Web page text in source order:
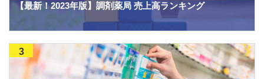
【最新！2023年版】調剤薬局 売上高ランキング
3